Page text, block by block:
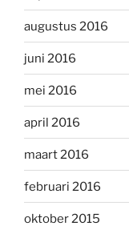
augustus 2016
juni 2016
mei 2016
april 2016
maart 2016
februari 2016
oktober 2015